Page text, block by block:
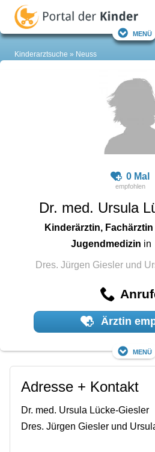
Menü
Kinderarztsuche Neuss
0 Mal
Dr. med. Ursula
Kinderärztin,
Jugendmedizin in
Dres. Jürgen Giesler und
Ärztin
Menü
Adresse + Kontakt
Dr. med. Ursula Lücke-Giesler
Dres. Jürgen Giesler und